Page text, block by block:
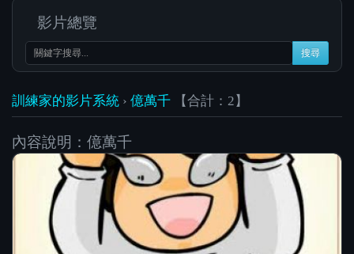
影片總覽
搜尋
訓練家的影片系統 › 億萬千 【合計：2】
內容說明：億萬千